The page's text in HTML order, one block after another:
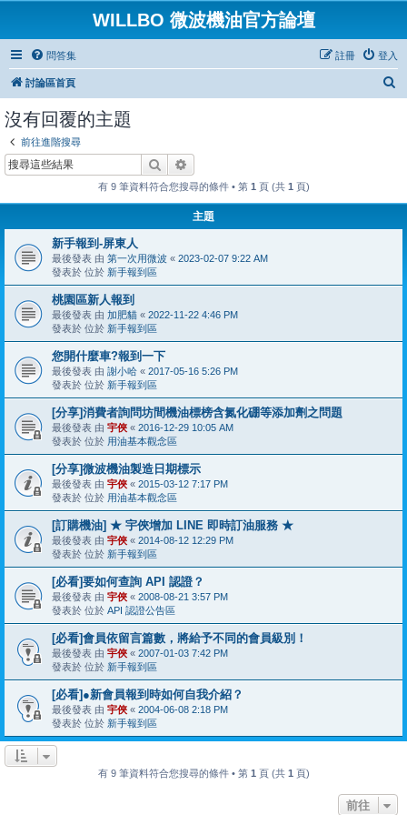
WILLBO 微波機油官方論壇
問答集 登入
註冊
討論區首頁
沒有回覆的主題
前往進階搜尋
搜尋
有 9 筆資料符合您搜尋的條件 • 第 1 頁 (共 1 頁)
主題
新手報到-屏東人
最後發表 由 第一次用微波 « 2023-02-07 9:22 AM
發表於 位於 新手報到區
桃園區新人報到
最後發表 由 加肥貓 « 2022-11-22 4:46 PM
發表於 位於 新手報到區
您開什麼車?報到一下
最後發表 由 謝小哈 « 2017-05-16 5:26 PM
發表於 位於 新手報到區
[分享]消費者詢問坊間機油標榜含氮化硼等添加劑之問題
最後發表 由 宇俠 « 2016-12-29 10:05 AM
發表於 位於 用油基本觀念區
[分享]微波機油製造日期標示
最後發表 由 宇俠 « 2015-03-12 7:17 PM
發表於 位於 用油基本觀念區
[訂購機油] ★ 宇俠增加 LINE 即時訂油服務 ★
最後發表 由 宇俠 « 2014-08-12 12:29 PM
發表於 位於 新手報到區
[必看]要如何查詢 API 認證？
最後發表 由 宇俠 « 2008-08-21 3:57 PM
發表於 位於 API 認證公告區
[必看]會員依留言篇數，將給予不同的會員級別！
最後發表 由 宇俠 « 2007-01-03 7:42 PM
發表於 位於 新手報到區
[必看]●新會員報到時如何自我介紹？
最後發表 由 宇俠 « 2004-06-08 2:18 PM
發表於 位於 新手報到區
有 9 筆資料符合您搜尋的條件 • 第 1 頁 (共 1 頁)
前往